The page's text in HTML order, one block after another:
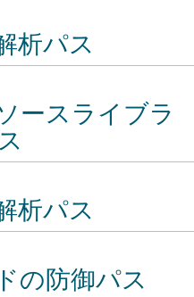
析パス
ースライブラ
析パス
の防御パス